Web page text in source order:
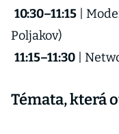
10:30–11:15|
Poljakov)
11:15–11:30|
Témata, která